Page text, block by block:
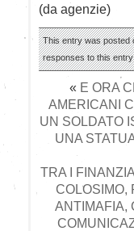
(da agenzie)
This entry was posted
responses to this
« E ORA
AMERICANI
UN SOLDATO
UNA
TRA I
COLOSIMO,
ANTIMAFIA,